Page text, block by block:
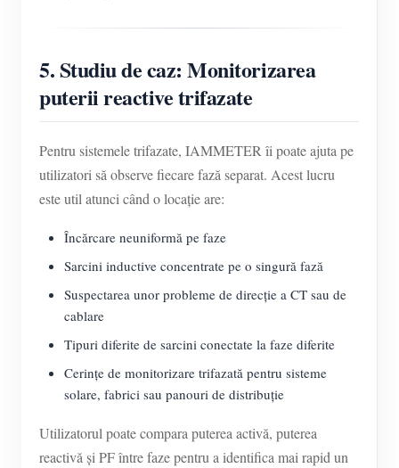
5. Studiu de caz: Monitorizarea
puterii reactive trifazate
Pentru sistemele trifazate, IAMMETER îi poate ajuta pe
utilizatori să observe fiecare fază separat. Acest lucru
este util atunci când o locație are:
Încărcare neuniformă pe faze
Sarcini inductive concentrate pe o singură fază
Suspectarea unor probleme de direcție a CT sau de
cablare
Tipuri diferite de sarcini conectate la faze diferite
Cerințe de monitorizare trifazată pentru sisteme
solare, fabrici sau panouri de distribuție
Utilizatorul poate compara puterea activă, puterea
reactivă și PF între faze pentru a identifica mai rapid un